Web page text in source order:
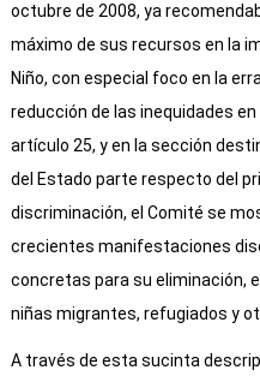
octubre de 2008, ya
máximo de sus recursos en la
Niño, con especial foco en la
reducción de las inequidades
artículo 25, y en la sección
del Estado parte respecto del
discriminación, el Comité se
crecientes manifestaciones
concretas para su eliminación,
niñas migrantes, refugiados y
A través de esta sucinta